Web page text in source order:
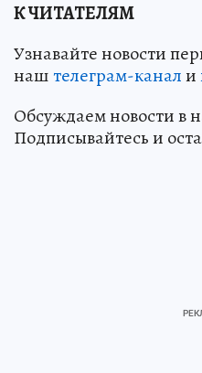
К ЧИТАТЕЛЯМ
Узнавайте новости
наштелеграм-канали
Обсуждаем новости в
Подписывайтесь и